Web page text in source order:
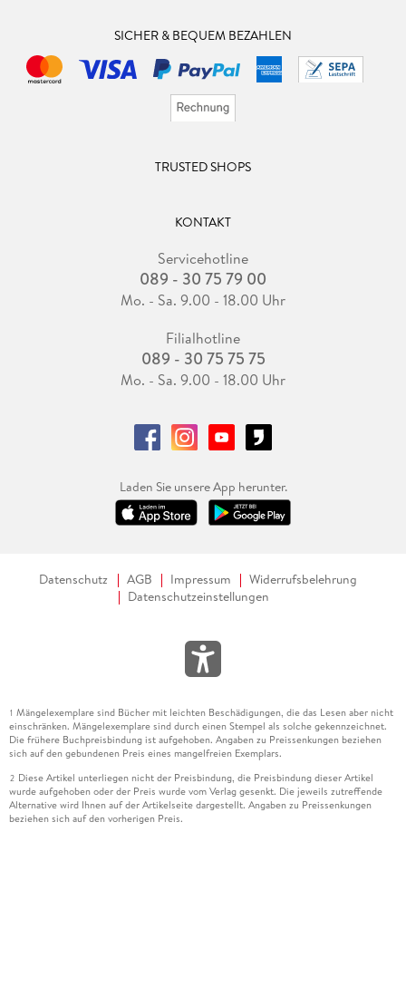
SICHER & BEQUEM BEZAHLEN
TRUSTED SHOPS
KONTAKT
Servicehotline
089 - 30 75 79 00
Mo. - Sa. 9.00 - 18.00 Uhr
Filialhotline
089 - 30 75 75 75
Mo. - Sa. 9.00 - 18.00 Uhr
Laden Sie unsere App herunter.
Datenschutz AGB Impressum
Widerrufsbelehrung
Datenschutzeinstellungen
1 Mängelexemplare sind Bücher mit leichten Beschädigungen, die das Lesen aber nicht
einschränken. Mängelexemplare sind durch einen Stempel als solche gekennzeichnet.
Die frühere Buchpreisbindung ist aufgehoben. Angaben zu Preissenkungen beziehen
sich auf den gebundenen Preis eines mangelfreien Exemplars.
2 Diese Artikel unterliegen nicht der Preisbindung, die Preisbindung dieser Artikel
wurde aufgehoben oder der Preis wurde vom Verlag gesenkt. Die jeweils zutreffende
Alternative wird Ihnen auf der Artikelseite dargestellt. Angaben zu Preissenkungen
beziehen sich auf den vorherigen Preis.